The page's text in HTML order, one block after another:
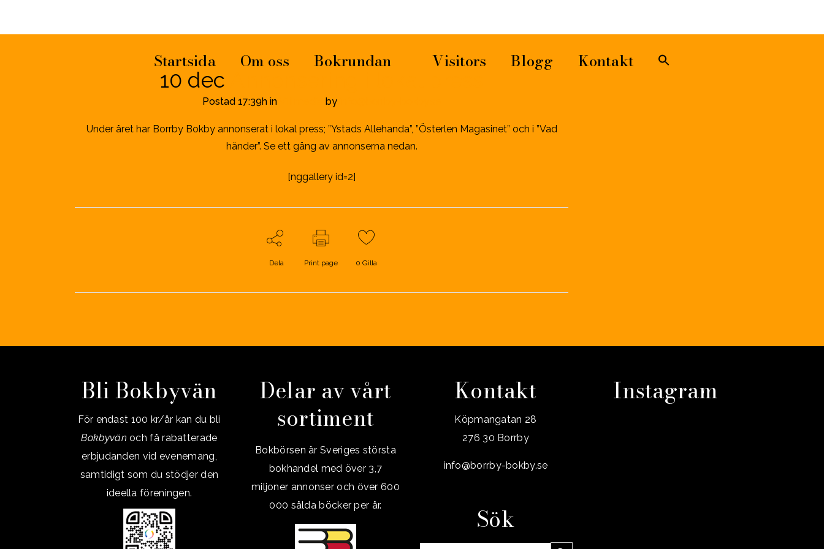
Startsida Om oss Bokrundan Visitors Blogg Kontakt
Sök
10 dec
Postad 17:39hin by
Under året har Borrby Bokby annonserat i lokal press; ”Ystads Allehanda”, ”Österlen Magasinet” och i ”Vad
händer”. Se ett gäng av annonserna nedan.
[nggallery id=2]
Dela Print page 0 Gilla
Bli Bokbyvän
För endast 100 kr/år kan du bli
Bokbyvän och få rabatterade
erbjudanden vid evenemang,
samtidigt som du stödjer den
ideella föreningen.
Delar av vårt
sortiment
Bokbörsen är Sveriges största
bokhandel med över 3,7
miljoner annonser och över 600
000 sålda böcker per år.
Kontakt
Köpmangatan 28
276 30 Borrby
info@borrby-bokby.se
Sök
Sök Sökknapp
Instagram